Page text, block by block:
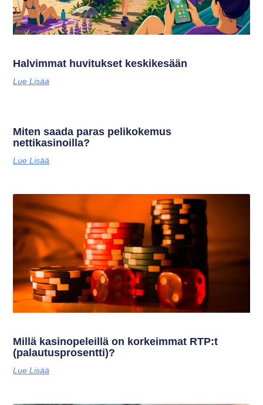
Halvimmat huvitukset keskikesään
Lue Lisää
Miten saada paras pelikokemus
nettikasinoilla?
Lue Lisää
Millä kasinopeleillä on korkeimmat RTP:t
(palautusprosentti)?
Lue Lisää